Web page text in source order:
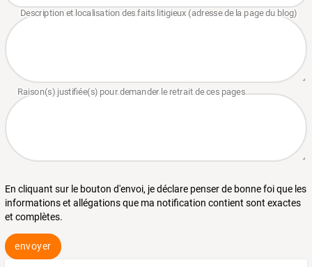
En cliquant sur le bouton d'envoi, je déclare penser de bonne foi que les
informations et allégations que ma notification contient sont exactes
et complètes.
envoyer